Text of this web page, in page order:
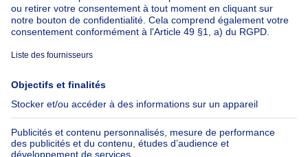
À propos
Immoweb
Presse
Emplois
Groupe Axel Springer
SeLoger.com
Outils
Belfius
Assurances
Check-list déménagement